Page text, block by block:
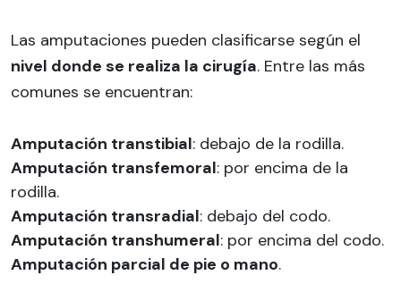
Las amputaciones pueden clasificarse según el
nivel donde se realiza la cirugía. Entre las más
comunes se encuentran:
Amputación transtibial: debajo de la rodilla.
Amputación transfemoral: por encima de la
rodilla.
Amputación transradial: debajo del codo.
Amputación transhumeral: por encima del codo.
Amputación parcial de pie o mano.